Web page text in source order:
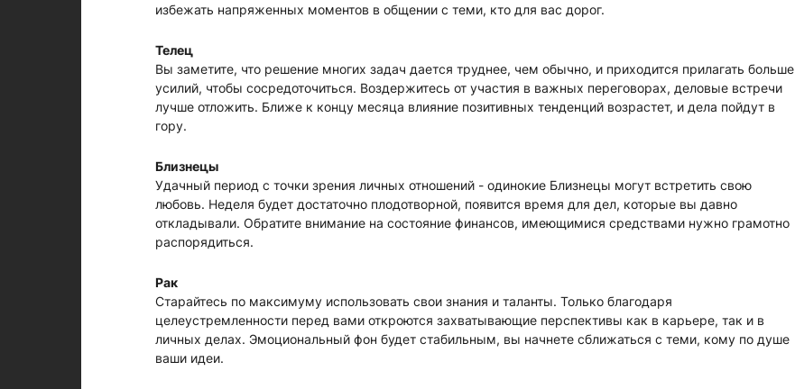
избежать напряженных моментов в общении с теми, кто для вас дорог.
Телец
Вы заметите, что решение многих задач дается труднее, чем обычно, и приходится прилагать больше
усилий, чтобы сосредоточиться. Воздержитесь от участия в важных переговорах, деловые встречи
лучше отложить. Ближе к концу месяца влияние позитивных тенденций возрастет, и дела пойдут в
гору.
Близнецы
Удачный период с точки зрения личных отношений - одинокие Близнецы могут встретить свою
любовь. Неделя будет достаточно плодотворной, появится время для дел, которые вы давно
откладывали. Обратите внимание на состояние финансов, имеющимися средствами нужно грамотно
распорядиться.
Рак
Старайтесь по максимуму использовать свои знания и таланты. Только благодаря
целеустремленности перед вами откроются захватывающие перспективы как в карьере, так и в
личных делах. Эмоциональный фон будет стабильным, вы начнете сближаться с теми, кому по душе
ваши идеи.